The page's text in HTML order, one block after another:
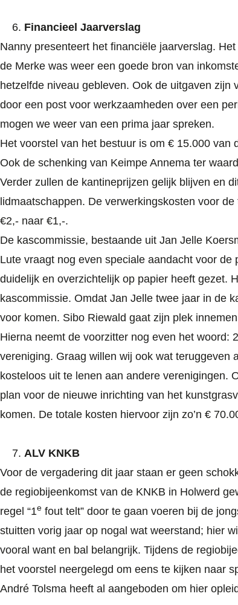
Financieel Jaarverslag
Nanny presenteert het financiële jaarverslag.
de Merke was weer een goede bron van
hetzelfde niveau gebleven. Ook de uitgaven
door een post voor werkzaamheden over een
mogen we weer van een prima jaar spreken.
Het voorstel van het bestuur is om € 15.000
Ook de schenking van Keimpe Annema ter
Verder zullen de kantineprijzen gelijk blijven en
lidmaatschappen. De verwerkingskosten voor
€2,- naar €1,-.
De kascommissie, bestaande uit Jan Jelle
Lute vraagt nog even speciale aandacht voor
duidelijk en overzichtelijk op papier heeft gezet.
kascommissie. Omdat Jan Jelle twee jaar in de
voor komen. Sibo Riewald gaat zijn plek
Hierna neemt de voorzitter nog even het woord:
vereniging. Graag willen wij ook wat teruggeven
kosteloos uit te lenen aan andere verenigingen.
plan voor de nieuwe inrichting van het
komen. De totale kosten hiervoor zijn zo’n €
ALV KNKB
Voor de vergadering dit jaar staan er geen
de regiobijeenkomst van de KNKB in Holwerd
regel “1e fout telt” door te gaan voeren bij de
stuitten vorig jaar op nogal wat weerstand; hier
vooral want en bal belangrijk. Tijdens de
het voorstel neergelegd om eens te kijken naar
André Tolsma heeft al aangeboden om hier